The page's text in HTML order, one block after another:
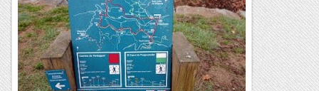
Tenim un dia ben rufol i ens decidim per visitar aquest bonic
i bucòlic reconet de món.La via es una combinació ben
trempada i ens serveix per veure com les gasten per...
Les altres vies...